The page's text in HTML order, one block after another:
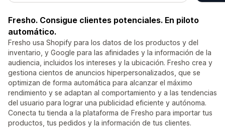
Fresho. Consigue clientes potenciales. En piloto
automático.
Fresho usa Shopify para los datos de los productos y del
inventario, y Google para las afinidades y la información de la
audiencia, incluidos los intereses y la ubicación. Fresho crea y
gestiona cientos de anuncios hiperpersonalizados, que se
optimizan de forma automática para alcanzar el máximo
rendimiento y se adaptan al comportamiento y a las tendencias
del usuario para lograr una publicidad eficiente y autónoma.
Conecta tu tienda a la plataforma de Fresho para importar tus
productos, tus pedidos y la información de tus clientes.